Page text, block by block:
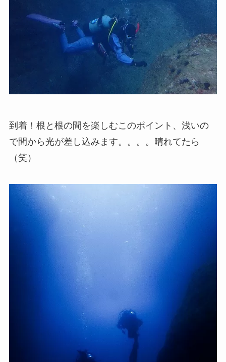
到着！根と根の間を楽しむこのポイント、浅いの
で間から光が差し込みます。。。。晴れてたら
（笑）